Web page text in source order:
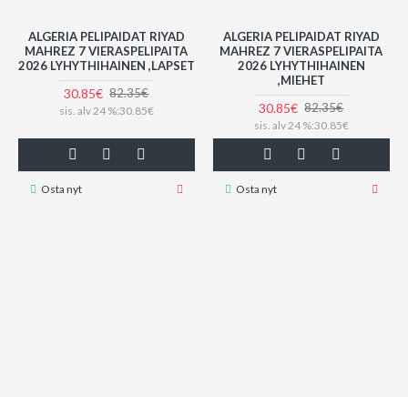
ALGERIA PELIPAIDAT RIYAD
MAHREZ 7 VIERASPELIPAITA
2026 LYHYTHIHAINEN ,LAPSET
30.85€ 82.35€
sis. alv 24 %:30.85€
Osta nyt
ALGERIA PELIPAIDAT RIYAD
MAHREZ 7 VIERASPELIPAITA
2026 LYHYTHIHAINEN
,MIEHET
30.85€ 82.35€
sis. alv 24 %:30.85€
Osta nyt